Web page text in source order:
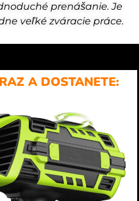
prenášanie. Je
veľké zváracie práce.
A DOSTANETE: